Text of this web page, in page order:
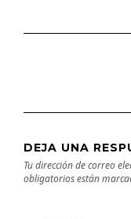
DEJA UNA
Tu dirección de correo
obligatorios están